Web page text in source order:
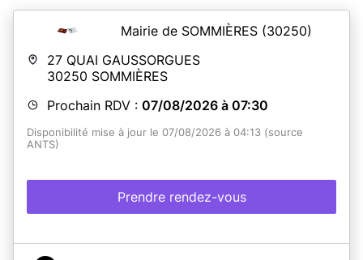
Mairie de SOMMIÈRES (30250)
27 QUAI GAUSSORGUES
30250 SOMMIÈRES
Prochain RDV : 07/08/2026 à 07:30
Disponibilité mise à jour le 07/08/2026 à 04:13 (source
ANTS)
Prendre rendez-vous